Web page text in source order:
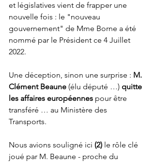
et législatives vient de frapper une
nouvelle fois : le "nouveau
gouvernement" de Mme Borne a été
nommé par le Président ce 4 Juillet
2022.
Une déception, sinon une surprise : M.
Clément Beaune (élu député …) quitte
les affaires européennes pour être
transféré … au Ministère des
Transports.
Nous avions souligné ici (2) le rôle clé
joué par M. Beaune - proche du